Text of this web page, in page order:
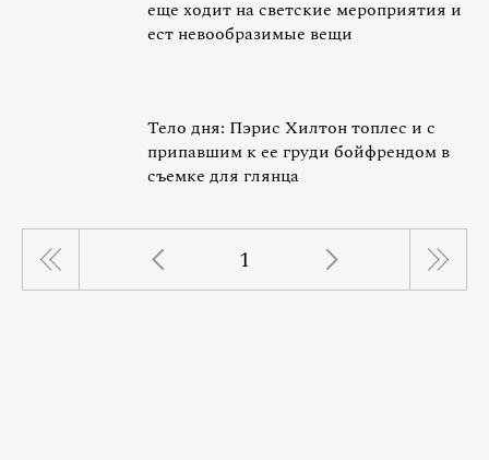
еще ходит на светские мероприятия и
ест невообразимые вещи
Тело дня: Пэрис Хилтон топлес и с
припавшим к ее груди бойфрендом в
съемке для глянца
1